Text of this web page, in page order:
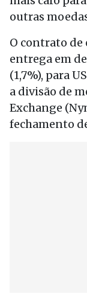
outras
O contrato de
entrega em
(1,7%), para
a divisão de
Exchange
fechamento